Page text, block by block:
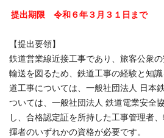
提出期限 令和６年３月３１日まで
【提出要領】
鉄道営業線近接工事であり、旅客公衆
輸送を図るため、鉄道工事の経験と知
道工事については、一般社団法人 日本
ついては、一般社団法人 鉄道電業安全
し、合格認定証を所持した工事管理者
揮者のいずれかの資格が必要です。